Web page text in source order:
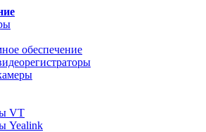
обеспечение
VT
Yealink